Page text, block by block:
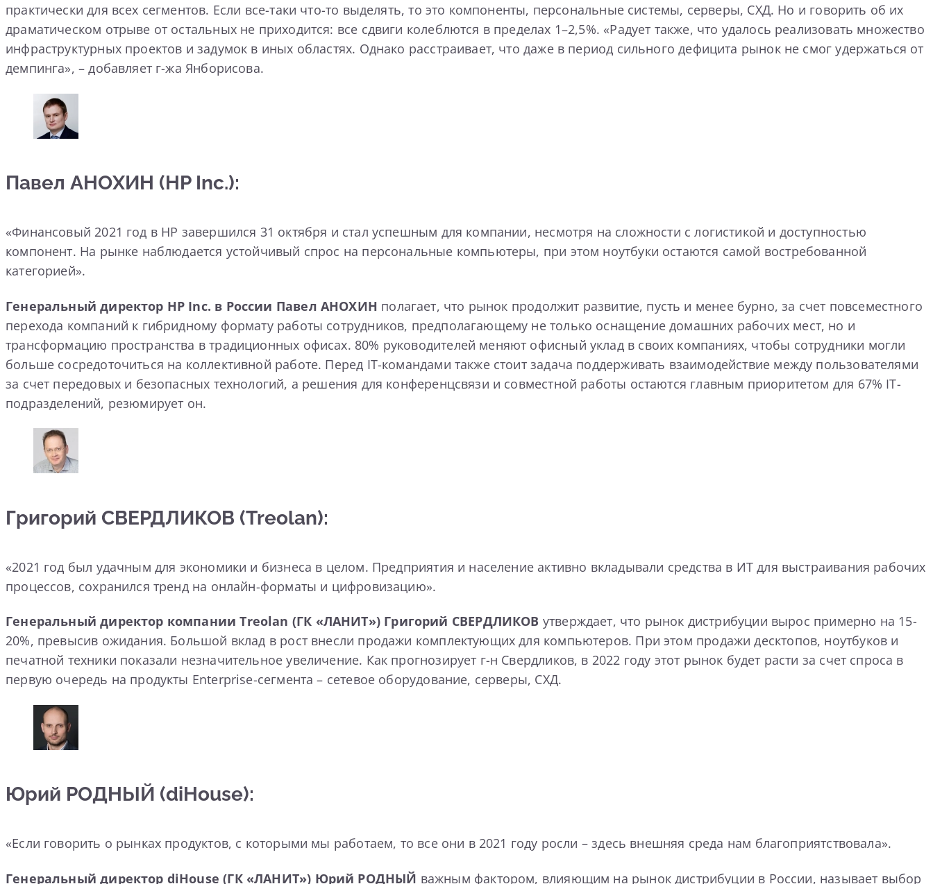
практически для всех сегментов. Если все-таки что-то выделять, то это компоненты, персональные системы, серверы, СХД. Но и говорить об их
драматическом отрыве от остальных не приходится: все сдвиги колеблются в пределах 1–2,5%. «Радует также, что удалось реализовать множество
инфраструктурных проектов и задумок в иных областях. Однако расстраивает, что даже в период сильного дефицита рынок не смог удержаться от
демпинга», – добавляет г-жа Янборисова.
Павел АНОХИН (HP Inc.):
«Финансовый 2021 год в HP завершился 31 октября и стал успешным для компании, несмотря на сложности с логистикой и доступностью
компонент. На рынке наблюдается устойчивый спрос на персональные компьютеры, при этом ноутбуки остаются самой востребованной
категорией».
Генеральный директор HP Inc. в России Павел АНОХИН полагает, что рынок продолжит развитие, пусть и менее бурно, за счет повсеместного
перехода компаний к гибридному формату работы сотрудников, предполагающему не только оснащение домашних рабочих мест, но и
трансформацию пространства в традиционных офисах. 80% руководителей меняют офисный уклад в своих компаниях, чтобы сотрудники могли
больше сосредоточиться на коллективной работе. Перед IT-командами также стоит задача поддерживать взаимодействие между пользователями
за счет передовых и безопасных технологий, а решения для конференцсвязи и совместной работы остаются главным приоритетом для 67% IT-
подразделений, резюмирует он.
Григорий СВЕРДЛИКОВ (Treolan):
«2021 год был удачным для экономики и бизнеса в целом. Предприятия и население активно вкладывали средства в ИТ для выстраивания рабочих
процессов, сохранился тренд на онлайн-форматы и цифровизацию».
Генеральный директор компании Treolan (ГК «ЛАНИТ») Григорий СВЕРДЛИКОВ утверждает, что рынок дистрибуции вырос примерно на 15-
20%, превысив ожидания. Большой вклад в рост внесли продажи комплектующих для компьютеров. При этом продажи десктопов, ноутбуков и
печатной техники показали незначительное увеличение. Как прогнозирует г-н Свердликов, в 2022 году этот рынок будет расти за счет спроса в
первую очередь на продукты Enterprise-сегмента – сетевое оборудование, серверы, СХД.
Юрий РОДНЫЙ (diHouse):
«Если говорить о рынках продуктов, с которыми мы работаем, то все они в 2021 году росли – здесь внешняя среда нам благоприятствовала».
Генеральный директор diHouse (ГК «ЛАНИТ») Юрий РОДНЫЙ важным фактором, влияющим на рынок дистрибуции в России, называет выбор